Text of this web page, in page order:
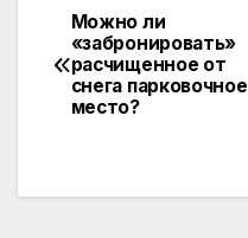
Можно ли
«забронировать»
расчищенное от
снега парковочное
место?